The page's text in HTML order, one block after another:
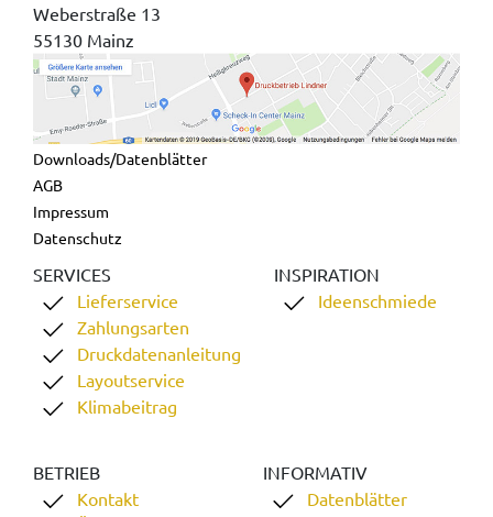
Weberstraße 13
55130 Mainz
Downloads/Datenblätter
AGB
Impressum
Datenschutz
SERVICES
Lieferservice
Zahlungsarten
Druckdatenanleitung
Layoutservice
Klimabeitrag
INSPIRATION
Ideenschmiede
BETRIEB
Kontakt
INFORMATIV
Datenblätter